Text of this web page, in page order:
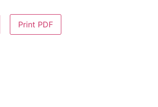
Print PDF